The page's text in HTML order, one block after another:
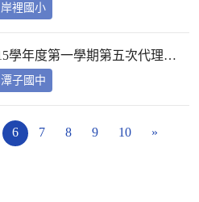
岸裡國小
臺中市立潭子國民中學115學年度第一學期第五次代理教師甄選第5次招考無人報考，8/10起辦理第六次代理教師甄選。
潭子國中
6 7 8 9 10 »